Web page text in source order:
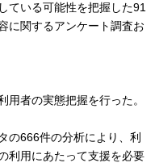
ている可能性を把握した91
に関するアンケート調査お
者の実態把握を行った。
の666件の分析により、利
利用にあたって支援を必要